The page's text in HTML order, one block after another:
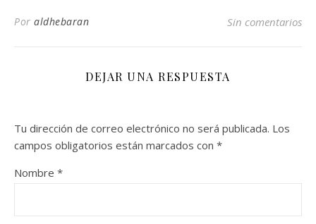
Por aldhebaran Sin comentarios
DEJAR UNA RESPUESTA
Tu dirección de correo electrónico no será publicada. Los
campos obligatorios están marcados con *
Nombre *